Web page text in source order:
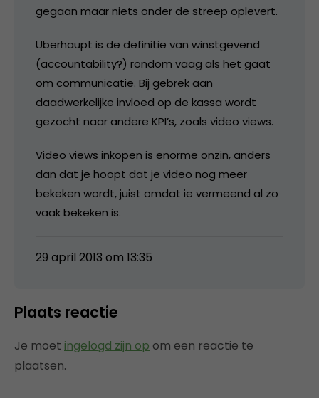
gegaan maar niets onder de streep oplevert.
Uberhaupt is de definitie van winstgevend
(accountability?) rondom vaag als het gaat
om communicatie. Bij gebrek aan
daadwerkelijke invloed op de kassa wordt
gezocht naar andere KPI’s, zoals video views.
Video views inkopen is enorme onzin, anders
dan dat je hoopt dat je video nog meer
bekeken wordt, juist omdat ie vermeend al zo
vaak bekeken is.
29 april 2013 om 13:35
Plaats reactie
Je moet ingelogd zijn op om een reactie te
plaatsen.